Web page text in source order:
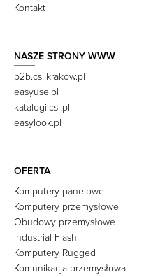
Kontakt
NASZE STRONY WWW
b2b.csi.krakow.pl
easyuse.pl
katalogi.csi.pl
easylook.pl
OFERTA
Komputery panelowe
Komputery przemysłowe
Obudowy przemysłowe
Industrial Flash
Komputery Rugged
Komunikacja przemysłowa